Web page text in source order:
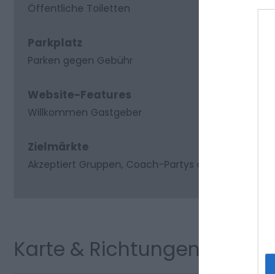
Öffentliche Toiletten
Parkplatz
Parken gegen Gebühr
Website-Features
Willkommen Gastgeber
Zielmärkte
Akzeptiert Gruppen Coach-Partys akzeptiert
Karte & Richtungen